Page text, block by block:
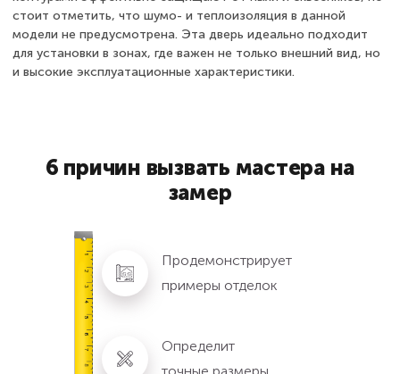
стоит отметить, что шумо- и теплоизоляция в данной
модели не предусмотрена. Эта дверь идеально подходит
для установки в зонах, где важен не только внешний вид, но
и высокие эксплуатационные характеристики.
6 причин вызвать мастера на
замер
Продемонстрирует
примеры отделок
Определит